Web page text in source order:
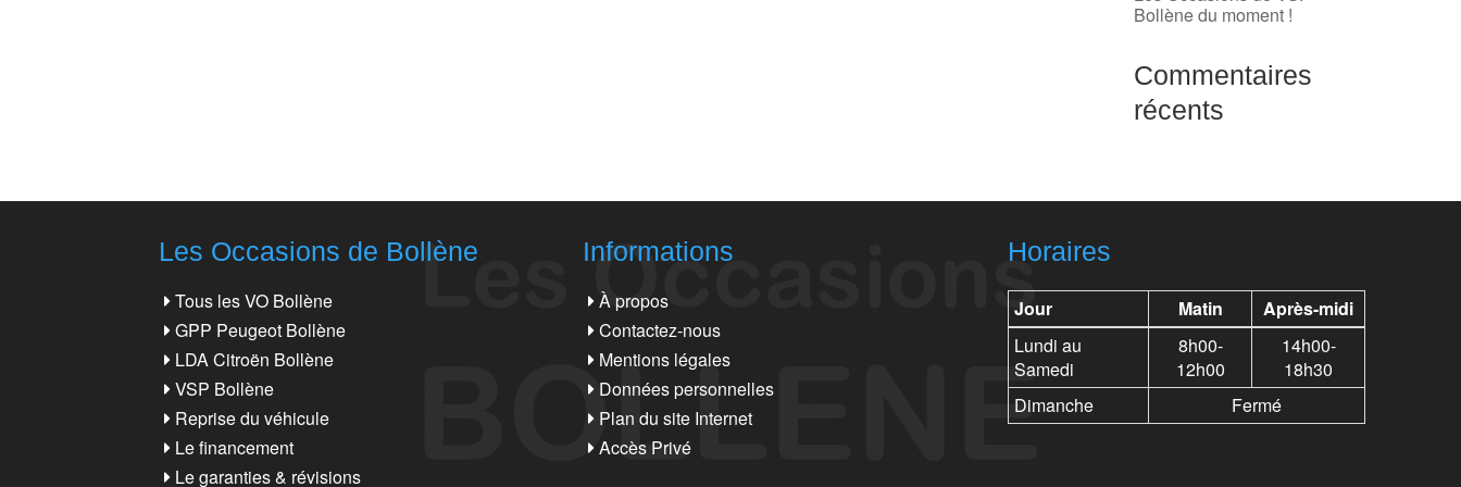
Bollène du moment !
Commentaires
récents
Les Occasions de Bollène
Tous les VO Bollène
GPP Peugeot Bollène
LDA Citroën Bollène
VSP Bollène
Reprise du véhicule
Le financement
Le garanties & révisions
Informations
À propos
Contactez-nous
Mentions légales
Données personnelles
Plan du site Internet
Accès Privé
Horaires
Jour Matin
Après-midi
Lundi au
Samedi
8h00-
12h00
14h00-
18h30
Dimanche
Fermé